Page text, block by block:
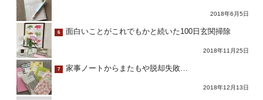
2018年6月5日
6 面白いことがこれでもかと続いた100日玄関掃除
2018年11月25日
7 家事ノートからまたもや脱却失敗…
2018年12月13日